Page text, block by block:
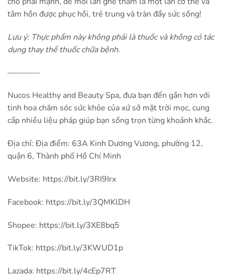
tâm hồn được phục hồi, trẻ trung và tràn đầy sức sống!
Lưu ý: Thực phẩm này không phải là thuốc và không có tác
dụng thay thế thuốc chữa bệnh.
————
Nucos Healthy and Beauty Spa, đưa bạn đến gần hơn với
tinh hoa chăm sóc sức khỏe của xứ sở mặt trời mọc, cung
cấp nhiều liệu pháp giúp bạn sống trọn từng khoảnh khắc.
Địa chỉ: Địa điểm: 63A Kinh Dương Vương, phường 12,
quận 6, Thành phố Hồ Chí Minh
Website: https://bit.ly/3RI9Irx
Facebook: https://bit.ly/3QMKlDH
Shopee: https://bit.ly/3XE8bq5
TikTok: https://bit.ly/3KWUD1p
Lazada: https://bit.ly/4cEp7RT